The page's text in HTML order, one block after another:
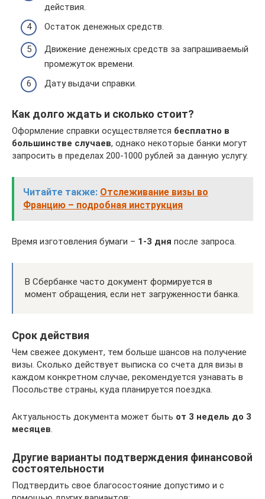
действия.
Остаток денежных средств.
Движение денежных средств за запрашиваемый
промежуток времени.
Дату выдачи справки.
Как долго ждать и сколько стоит?
Оформление справки осуществляется бесплатно в
большинстве случаев, однако некоторые банки могут
запросить в пределах 200-1000 рублей за данную услугу.
Читайте также: Отслеживание визы во
Францию – подробная инструкция
Время изготовления бумаги – 1-3 дня после запроса.
В Сбербанке часто документ формируется в
момент обращения, если нет загруженности банка.
Срок действия
Чем свежее документ, тем больше шансов на получение
визы. Сколько действует выписка со счета для визы в
каждом конкретном случае, рекомендуется узнавать в
Посольстве страны, куда планируется поездка.
Актуальность документа может быть от 3 недель до 3
месяцев.
Другие варианты подтверждения финансовой
состоятельности
Подтвердить свое благосостояние допустимо и с